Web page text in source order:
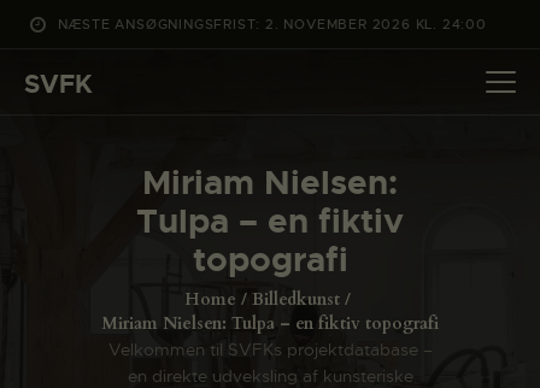
NÆSTE ANSØGNINGSFRIST: 2. NOVEMBER 2026 KL. 24:00
SVFK
Miriam Nielsen:
Tulpa – en fiktiv
topografi
Home
Billedkunst
Miriam Nielsen: Tulpa – en fiktiv topografi
Velkommen til SVFKs projektdatabase –
en direkte udveksling af kunsteriske
DET SKER
PROJEKTER
CHANNEL
OM SVFK
ENGLISH